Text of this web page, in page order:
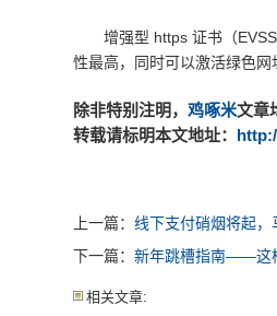
增强型 https 证书（
性最高，同时可以激活绿色网
除非特别注明， 鸡啄米文章
转载请标明本文地址：
上一篇： 线下支付硝烟将起，
下一篇： 新年跳槽指南——这
相关文章: